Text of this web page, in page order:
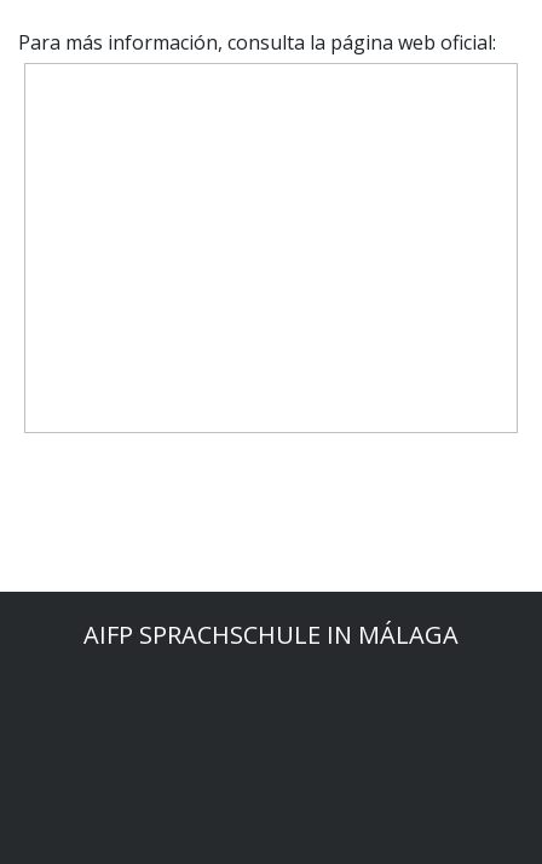
Para más información, consulta la página web oficial:
AIFP SPRACHSCHULE IN MÁLAGA